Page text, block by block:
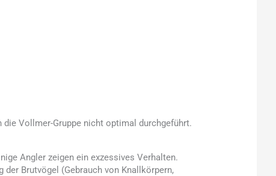
Vollmer-Gruppe nicht optimal durchgeführt.
Angler zeigen ein exzessives Verhalten.
Brutvögel (Gebrauch von Knallkörpern,